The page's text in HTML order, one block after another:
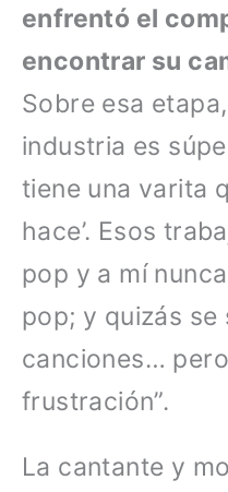
enfrentó el
encontrar su
Sobre esa
industria es
tiene una varita
hace’. Esos
pop y a mí
pop; y quizás se
canciones…
frustración”.
La cantante y